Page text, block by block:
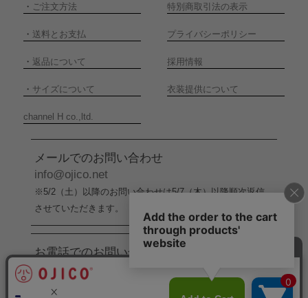
・ ご注文方法 特別商取引法の表示
・ 送料とお支払 プライバシーポリシー
・ 返品について 採用情報
・ サイズについて 衣装提供について
channel H co.,ltd.
メールでのお問い合わせ
info@ojico.net
※5/2（土）以降のお問い合わせは5/7（木）以降順次返信
させていただきます。
お電話でのお問い合わせ
076-246-5050
※5/2（土）から5/6（水）までの間はお電話でのお問い合